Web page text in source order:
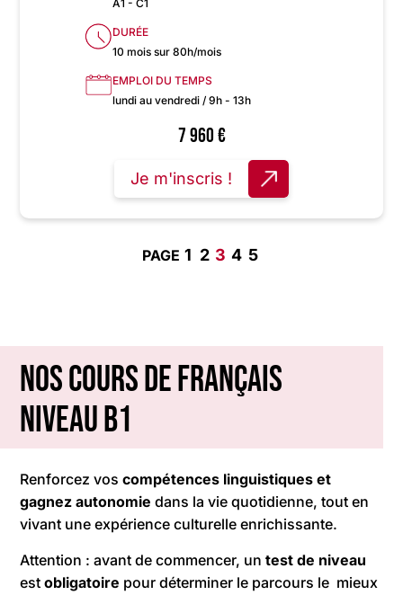
A1 - C1
DURÉE
10 mois sur 80h/mois
EMPLOI DU TEMPS
lundi au vendredi / 9h - 13h
7 960€
Je m'inscris !
1 2 3 4 5
Nos cours de français
niveau B1
Renforcez voscompétences linguistiques et
gagnez autonomie dans la vie quotidienne, tout en
vivant une expérience culturelle enrichissante.
Attention : avant de commencer, untest de niveau
estobligatoire pour déterminer le parcours le mieux